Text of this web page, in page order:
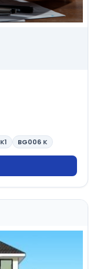
K1 BG006 K